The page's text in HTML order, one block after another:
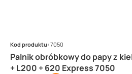
Palnik obróbkowy do papy z
+ L200 + 620 Express 7050
Kod produktu: 7050